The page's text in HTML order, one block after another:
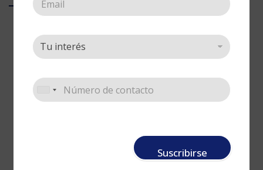
Suscribirse
Escarcha Lluvia